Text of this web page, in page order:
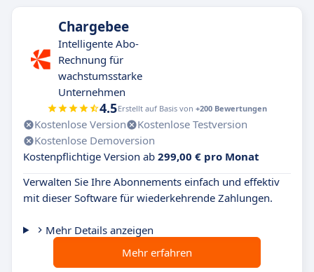
Chargebee
Intelligente Abo-
Rechnung für
wachstumsstarke
Unternehmen
4.5Erstellt auf Basis von +200 Bewertungen
Kostenlose Version
Kostenlose Testversion
Kostenlose Demoversion
Kostenpflichtige Version ab 299,00 € pro Monat
Verwalten Sie Ihre Abonnements einfach und effektiv
mit dieser Software für wiederkehrende Zahlungen.
Mehr Details anzeigen
Mehr erfahren